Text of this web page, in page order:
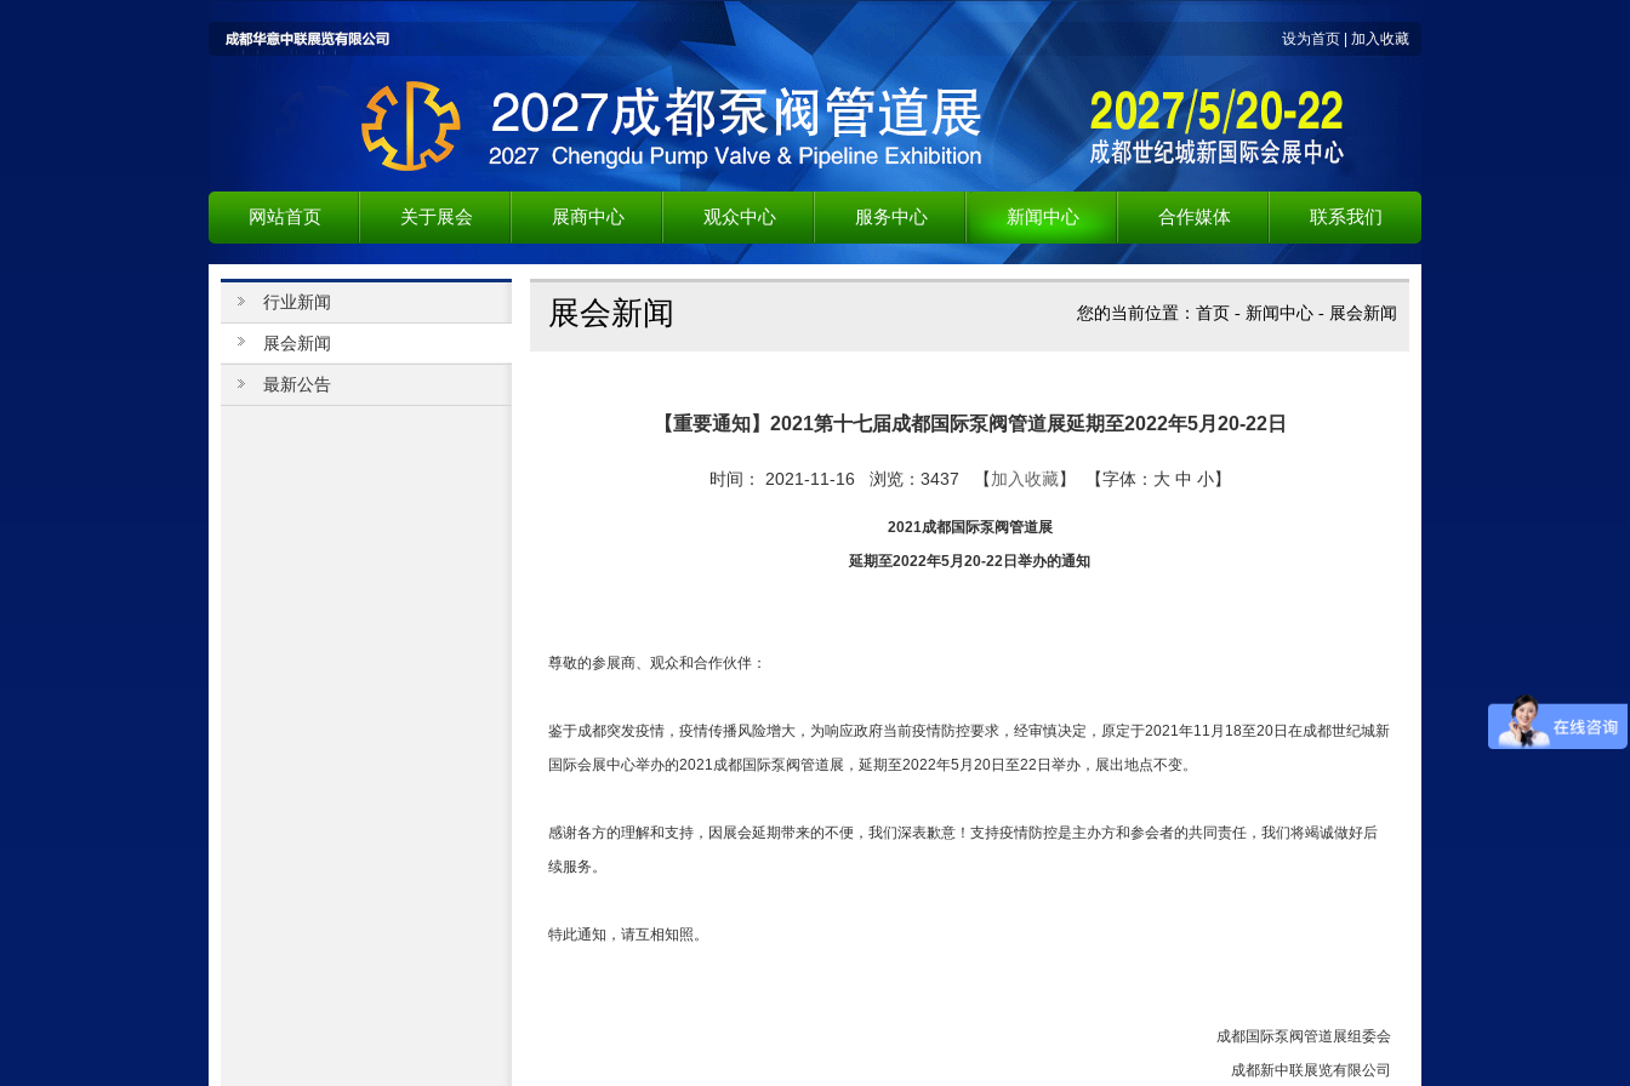
设为首页 |加入收藏
网站首页 关于展会 展商中心 观众中心 服务中心 新闻中心 合作媒体 联系我们
行业新闻
展会新闻
最新公告
展会新闻 您的当前位置： 首页 - 新闻中心 - 展会新闻
【重要通知】2021第十七届成都国际泵阀管道展延期至2022年5月20-22日
时间： 2021-11-16 浏览：3437 【加入收藏】 【字体： 大 中 小】
2021成都国际泵阀管道展
延期至2022年5月20-22日举办的通知
尊敬的参展商、观众和合作伙伴：
鉴于成都突发疫情，疫情传播风险增大，为响应政府当前疫情防控要求，经审慎决定，原定于2021年11月18至20日在成都世纪城新
国际会展中心举办的2021成都国际泵阀管道展，延期至2022年5月20日至22日举办，展出地点不变。
感谢各方的理解和支持，因展会延期带来的不便，我们深表歉意！支持疫情防控是主办方和参会者的共同责任，我们将竭诚做好后
续服务。
特此通知，请互相知照。
成都国际泵阀管道展组委会
成都新中联展览有限公司